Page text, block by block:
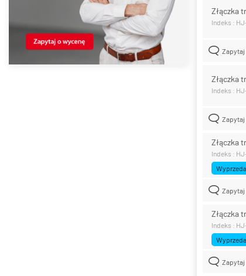
Złączka
Indeks :
Zapytaj
Złączka
Indeks :
Zapytaj
Złączka
Indeks :
Zapytaj
Złączka
Indeks :
Zapytaj